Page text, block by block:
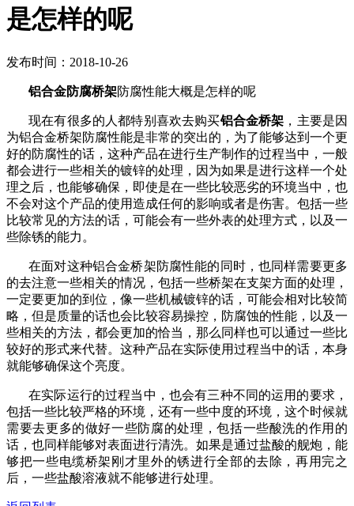
是怎样的呢
发布时间：2018-10-26
铝合金防腐桥架防腐性能大概是怎样的呢
现在有很多的人都特别喜欢去购买铝合金桥架 ，主要是因
为铝合金桥架防腐性能是非常的突出的，为了能够达到一个更
好的防腐性的话，这种产品在进行生产制作的过程当中，一般
都会进行一些相关的镀锌的处理，因为如果是进行这样一个处
理之后，也能够确保，即使是在一些比较恶劣的环境当中，也
不会对这个产品的使用造成任何的影响或者是伤害。包括一些
比较常见的方法的话，可能会有一些外表的处理方式，以及一
些除锈的能力。
在面对这种铝合金桥架防腐性能的同时，也同样需要更多
的去注意一些相关的情况，包括一些桥架在支架方面的处理，
一定要更加的到位，像一些机械镀锌的话，可能会相对比较简
略，但是质量的话也会比较容易操控，防腐蚀的性能，以及一
些相关的方法，都会更加的恰当，那么同样也可以通过一些比
较好的形式来代替。这种产品在实际使用过程当中的话，本身
就能够确保这个亮度。
在实际运行的过程当中，也会有三种不同的运用的要求，
包括一些比较严格的环境，还有一些中度的环境，这个时候就
需要去更多的做好一些防腐的处理，包括一些酸洗的作用的
话，也同样能够对表面进行清洗。如果是通过盐酸的舰炮，能
够把一些电缆桥架刚才里外的锈进行全部的去除，再用完之
后，一些盐酸溶液就不能够进行处理。